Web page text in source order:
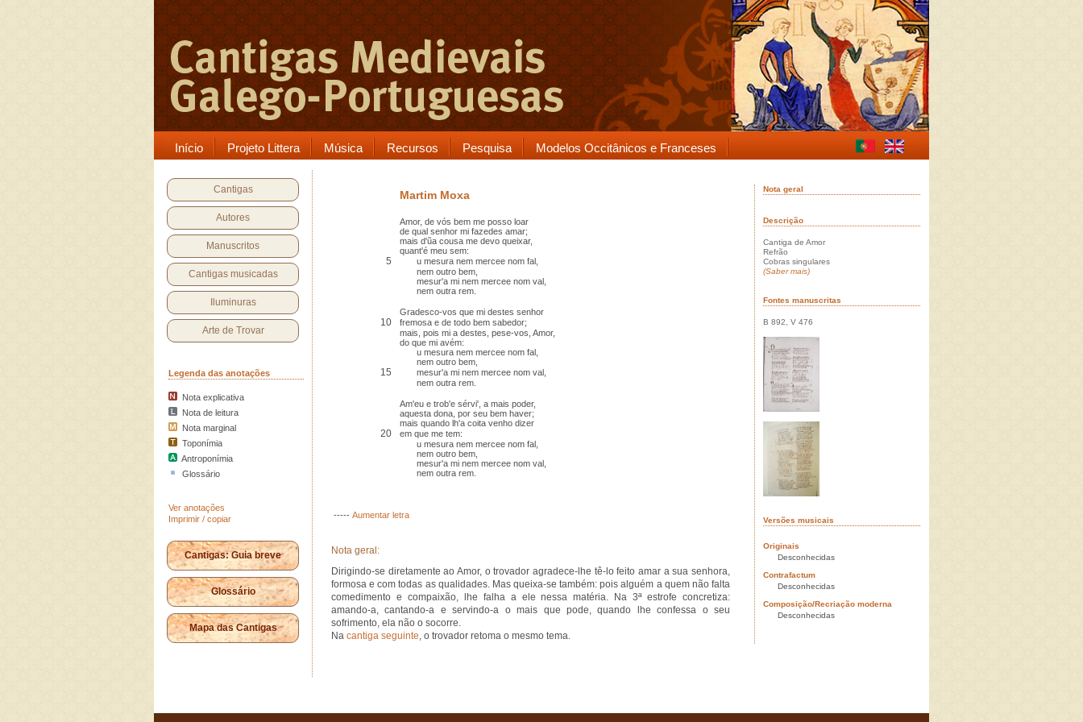
Início Projeto Littera Música Recursos Pesquisa Modelos Occitânicos e Franceses
Cantigas
Autores
Manuscritos
Cantigas musicadas
Iluminuras
Arte de Trovar
Legenda das anotações
Nota explicativa
Nota de leitura
Nota marginal
Toponímia
Antroponímia
Glossário
Ver anotações
Imprimir / copiar
Cantigas: Guia breve
Glossário
Mapa das Cantigas
Martim Moxa
Amor, de vós bem me posso loar
de qual senhor mi fazedes amar;
mais d'ũa cousa me devo queixar,
quant'é meu sem:
5
u mesura nem mercee nom fal,
nem outro bem,
mesur'a mi nem mercee nom val,
nem outra rem.
Gradesco-vos que mi destes senhor
10
fremosa e de todo bem sabedor;
mais, pois mi a destes, pese-vos, Amor,
do que mi avém:
u mesura nem mercee nom fal,
nem outro bem,
15
mesur'a mi nem mercee nom val,
nem outra rem.
Am'eu e trob'e sérvi', a mais poder,
aquesta dona, por seu bem haver;
mais quando lh'a coita venho dizer
20
em que me tem:
u mesura nem mercee nom fal,
nem outro bem,
mesur'a mi nem mercee nom val,
nem outra rem.
----- Aumentar letra
Nota geral:
Dirigindo-se diretamente ao Amor, o trovador agradece-lhe tê-lo feito amar a sua senhora,
formosa e com todas as qualidades. Mas queixa-se também: pois alguém a quem não falta
comedimento e compaixão, lhe falha a ele nessa matéria. Na 3ª estrofe concretiza:
amando-a, cantando-a e servindo-a o mais que pode, quando lhe confessa o seu
sofrimento, ela não o socorre.
Na cantiga seguinte, o trovador retoma o mesmo tema.
Nota geral
Descrição
Cantiga de Amor
Refrão
Cobras singulares
(Saber mais)
Fontes manuscritas
B 892, V 476
Versões musicais
Originais
Desconhecidas
Contrafactum
Desconhecidas
Composição/Recriação moderna
Desconhecidas